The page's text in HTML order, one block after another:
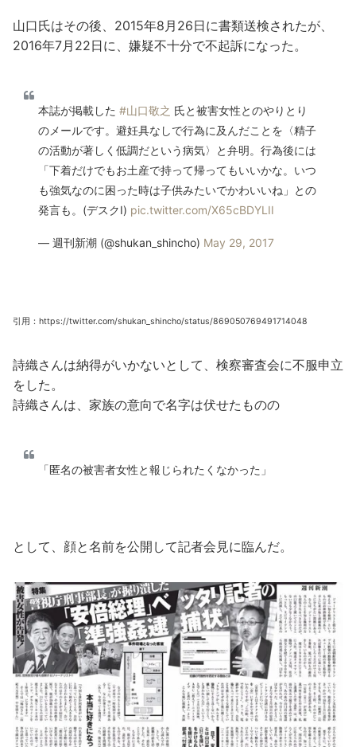
山口氏はその後、2015年8月26日に書類送検されたが、
2016年7月22日に、嫌疑不十分で不起訴になった。
本誌が掲載した #山口敬之 氏と被害女性とのやりとり
のメールです。避妊具なしで行為に及んだことを〈精子
の活動が著しく低調だという病気〉と弁明。行為後には
「下着だけでもお土産で持って帰ってもいいかな。いつ
も強気なのに困った時は子供みたいでかわいいね」との
発言も。(デスクI) pic.twitter.com/X65cBDYLII
— 週刊新潮 (@shukan_shincho) May 29, 2017
引用：https://twitter.com/shukan_shincho/status/869050769491714048
詩織さんは納得がいかないとして、検察審査会に不服申立
をした。
詩織さんは、家族の意向で名字は伏せたものの
「匿名の被害者女性と報じられたくなかった」
として、顔と名前を公開して記者会見に臨んだ。